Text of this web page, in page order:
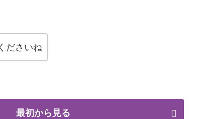
ださいね
最初から見る